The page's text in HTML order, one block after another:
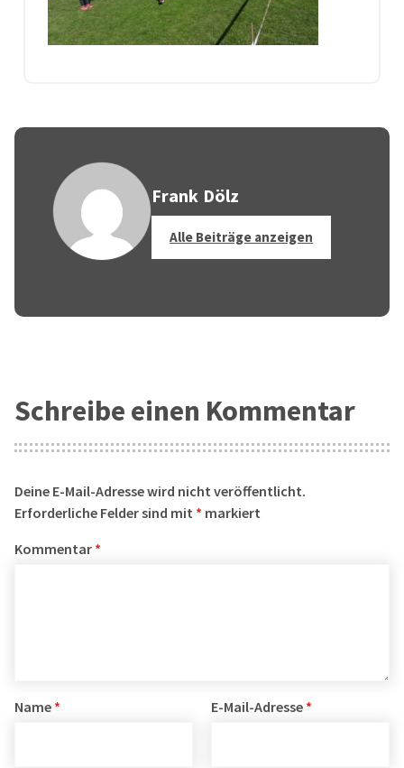
Frank Dölz
Alle Beiträge anzeigen
Schreibe einen Kommentar
Deine E-Mail-Adresse wird nicht veröffentlicht.
Erforderliche Felder sind mit * markiert
Kommentar *
Name * E-Mail-Adresse *